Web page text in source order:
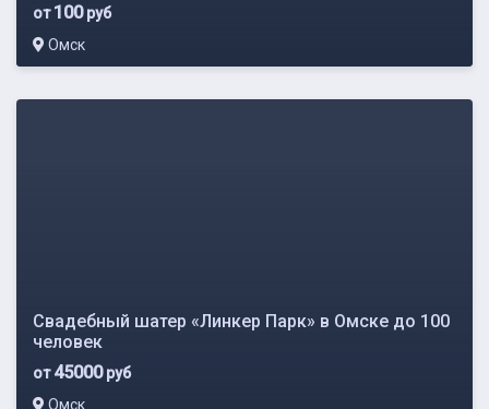
от100руб
Омск
Свадебный шатер «Линкер Парк» в Омске до 100
человек
от45000руб
Омск